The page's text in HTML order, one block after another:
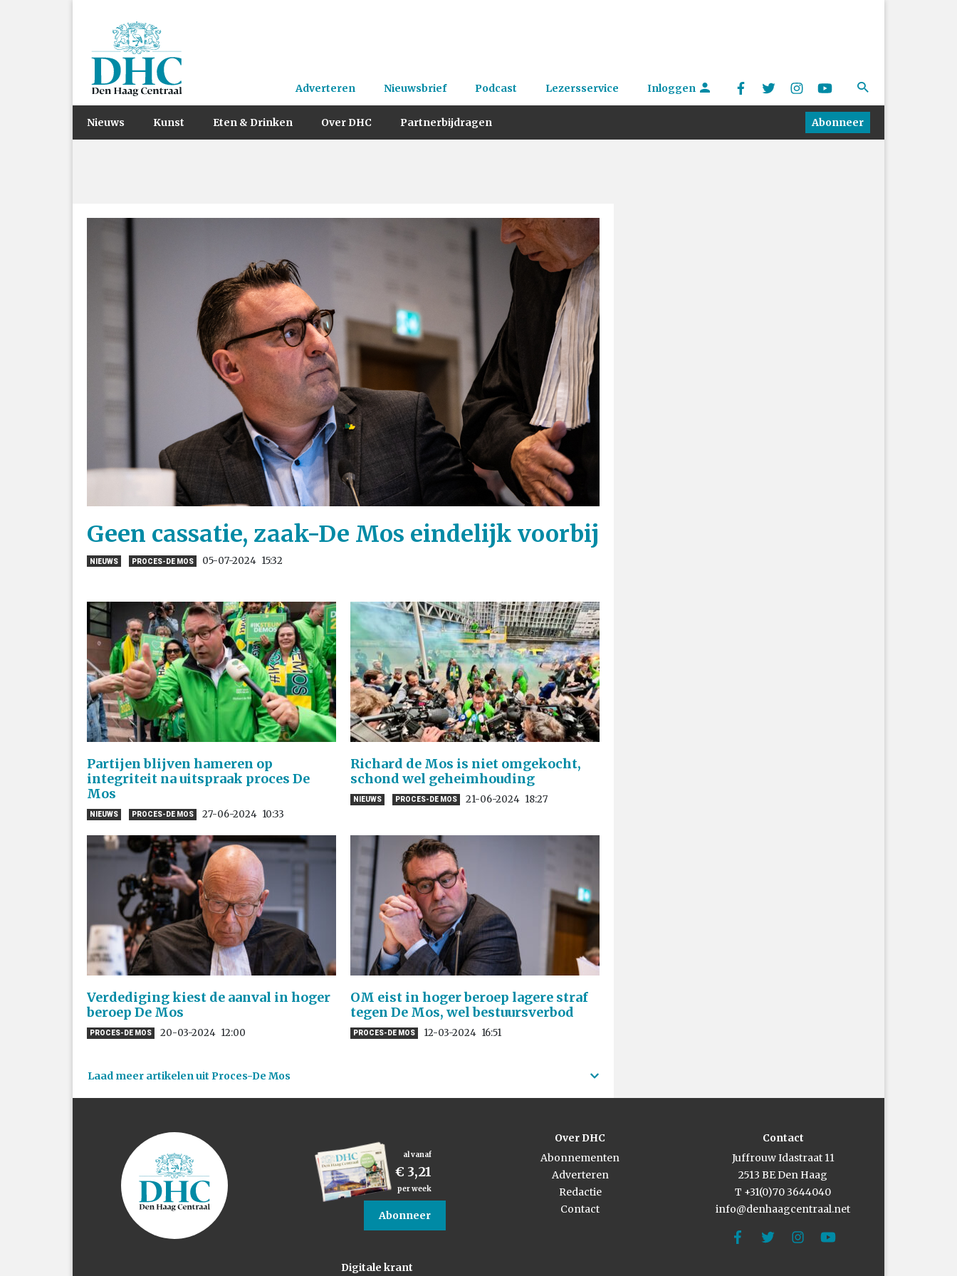
Adverteren Nieuwsbrief Podcast Lezersservice Inloggen
Nieuws Kunst Eten & Drinken Over DHC Partnerbijdragen Abonneer
Geen cassatie, zaak-De Mos eindelijk voorbij
NIEUWS PROCES-DE MOS 05-07-2024 15:32
Partijen blijven hameren op
integriteit na uitspraak proces De
Mos
NIEUWS PROCES-DE MOS 27-06-2024 10:33
Richard de Mos is niet omgekocht,
schond wel geheimhouding
NIEUWS PROCES-DE MOS 21-06-2024 18:27
Verdediging kiest de aanval in hoger
beroep De Mos
PROCES-DE MOS 20-03-2024 12:00
OM eist in hoger beroep lagere straf
tegen De Mos, wel bestuursverbod
PROCES-DE MOS 12-03-2024 16:51
Laad meer artikelen uit Proces-De Mos
al vanaf
€ 3,21
per week
Abonneer
Digitale krant
Over DHC
Abonnementen
Adverteren
Redactie
Contact
Contact
Juffrouw Idastraat 11
2513 BE Den Haag
T +31(0)70 3644040
info@denhaagcentraal.net